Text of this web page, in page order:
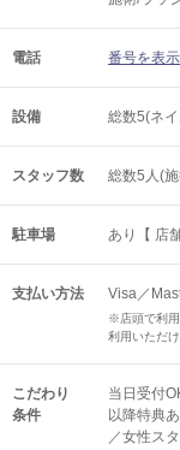
電話 番号を表示
設備 総数5(ネ
スタッフ数 総数5人(
駐車場 あり【 店
支払い方法 Visa／
※店頭で利用
利用いただ
こだわり
条件
当日受付
以降特典
／女性ス